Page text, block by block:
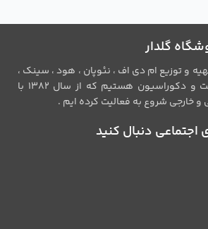
گلدار
و توزیع ام دی اف ، نئوپان ، هود ، سینک ،
گاز و یراق آلات کابینت و دکوراسیون هستیم که از سال 1382 با
و خارجی شروع به فعالیت کرده ایم .
اجتماعی دنبال کنید